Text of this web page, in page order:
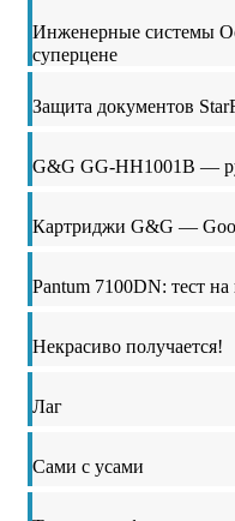
Инженерные системы
суперцене
Защита документов
G&G GG-HH1001B —
Картриджи G&G —
Pantum 7100DN: тест
Некрасиво получается!
Лаг
Сами с усами